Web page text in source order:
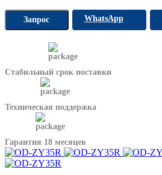
Запрос WhatsApp
Стабильный срок поставки
Техническая поддержка
Гарантия 18 месяцев